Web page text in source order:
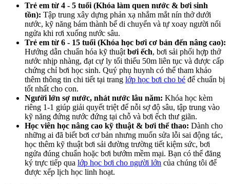
Trẻ em từ 4 - 5 tuổi (Khóa làm quen nước & bơi sinh
tồn): Tập trung xây dựng phản xạ nhắm mắt nín thở dưới
nước, kỹ năng bám thành bể di chuyển và tự xoay người nổi
ngửa khi rơi xuống nước sâu.
Trẻ em từ 6 - 15 tuổi (Khóa học bơi cơ bản đến nâng cao):
Hướng dẫn chuẩn hóa kỹ thuật bơi ếch, bơi sải phối hợp thở
nước nhịp nhàng, đạt cự ly tối thiểu 50m liên tục và được cấp
chứng chỉ bơi học sinh. Quý phụ huynh có thể tham khảo
thêm thông tin chi tiết tại trang lớp học bơi cho bé để chuẩn bị
tốt nhất cho con.
Người lớn sợ nước, nhát nước lâu năm: Khóa học kèm
riêng 1-1 giúp giải quyết triệt để nỗi sợ độ sâu, tập trung vào
kỹ năng đứng nước đứng tại chỗ và bơi ếch thư giãn.
Học viên học nâng cao kỹ thuật & bơi thể thao: Dành cho
những ai đã biết bơi cơ bản nhưng muốn sửa lỗi sai động tác,
học thêm kỹ thuật bơi sải đường trường tiết kiệm sức, bơi
ngửa đúng chuẩn hoặc bơi bướm mềm mại. Bạn có thể đăng
ký trực tiếp qua lớp học bơi cho người lớn của chúng tôi để
được xếp lịch học linh hoạt.